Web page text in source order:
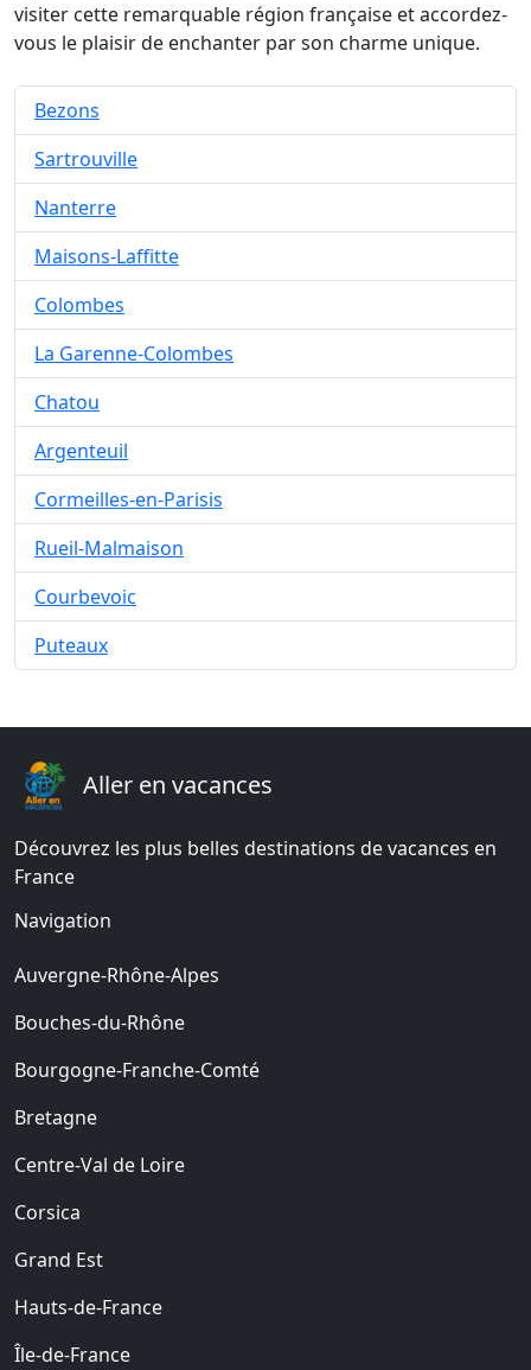
visiter cette remarquable région française et accordez-
vous le plaisir de enchanter par son charme unique.
Bezons
Sartrouville
Nanterre
Maisons-Laffitte
Colombes
La Garenne-Colombes
Chatou
Argenteuil
Cormeilles-en-Parisis
Rueil-Malmaison
Courbevoic
Puteaux
Aller en vacances
Découvrez les plus belles destinations de vacances en
France
Navigation
Auvergne-Rhône-Alpes
Bouches-du-Rhône
Bourgogne-Franche-Comté
Bretagne
Centre-Val de Loire
Corsica
Grand Est
Hauts-de-France
Île-de-France